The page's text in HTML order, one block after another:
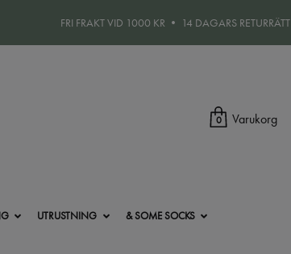
FRI FRAKT VID 1000 KR • 14 DAGARS RETURRÄTT
0 Varukorg
UTRUSTNING & SOME SOCKS